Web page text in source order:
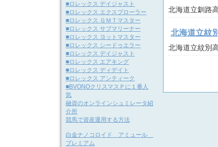
北海道立釧路
北海道立紋
北海道立紋別
■ロレックス デイジャスト
■ロレックス エクスプローラー
■ロレックス ＧＭＴマスター
■ロレックス サブマリーナー
■ロレックス ヨットマスター
■ロレックス シードゥエラー
■ロレックス デイジャスト
■ロレックス エアキング
■ロレックス ディデイト
■ロレックス アンティーク
■BVONOクリスマスＰに１番人
気
融資のオンラインシュミレータ紹
介所
競馬で資産運用する方法
白金ナノコロイド アミュール
プレミアム